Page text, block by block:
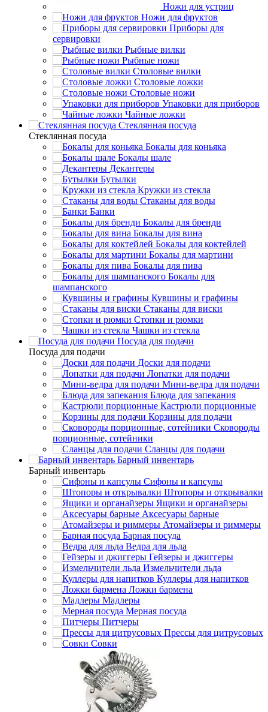
Ножи для устриц
Ножи для фруктов
Приборы для
сервировки
Рыбные вилки
Рыбные ножи
Столовые вилки
Столовые ложки
Столовые ножи
Упаковки для приборов
Чайные ложки
Стеклянная посуда
Стеклянная посуда
Бокалы для коньяка
Бокалы шале
Декантеры
Бутылки
Кружки из стекла
Стаканы для воды
Банки
Бокалы для бренди
Бокалы для вина
Бокалы для коктейлей
Бокалы для мартини
Бокалы для пива
Бокалы для
шампанского
Кувшины и графины
Стаканы для виски
Стопки и рюмки
Чашки из стекла
Посуда для подачи
Посуда для подачи
Доски для подачи
Лопатки для подачи
Мини-ведра для подачи
Блюда для запекания
Кастрюли порционные
Корзины для подачи
Сковороды
порционные, сотейники
Сланцы для подачи
Барный инвентарь
Барный инвентарь
Сифоны и капсулы
Штопоры и открывалки
Ящики и органайзеры
Аксесуары барные
Атомайзеры и риммеры
Барная посуда
Ведра для льда
Гейзеры и джиггеры
Измельчители льда
Куллеры для напитков
Ложки бармена
Мадлеры
Мерная посуда
Питчеры
Прессы для цитрусовых
Совки